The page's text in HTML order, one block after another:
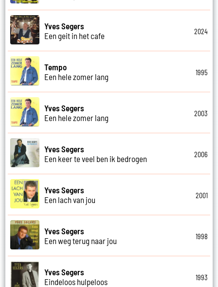
Yves Segers
Een geit in het cafe
2024
Tempo
Een hele zomer lang
1995
Yves Segers
Een hele zomer lang
2003
Yves Segers
Een keer te veel ben ik bedrogen
2006
Yves Segers
Een lach van jou
2001
Yves Segers
Een weg terug naar jou
1998
Yves Segers
Eindeloos hulpeloos
1993